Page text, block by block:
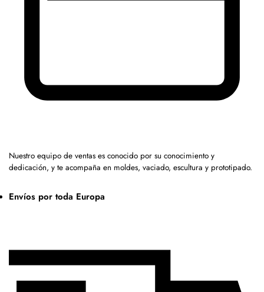
Nuestro equipo de ventas es conocido por su conocimiento y
dedicación, y te acompaña en moldes, vaciado, escultura y prototipado.
Envíos por toda Europa